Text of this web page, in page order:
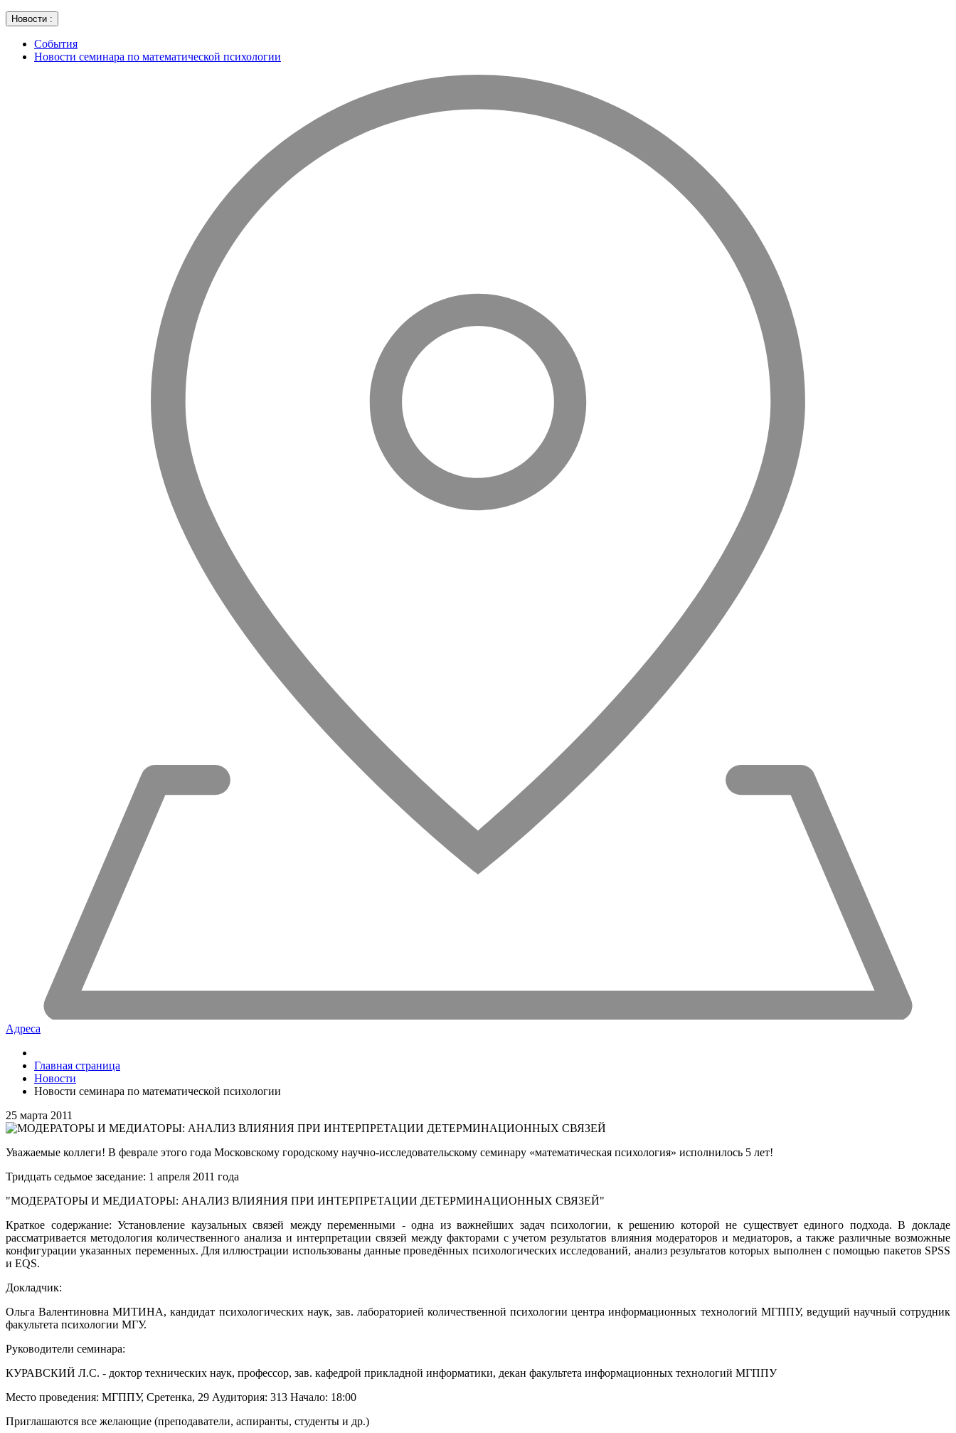
Новости :
События
Новости семинара по математической психологии
Адреса
Главная страница
Новости
Новости семинара по математической психологии
25 марта 2011
Уважаемые коллеги! В феврале этого года Московскому городскому научно-исследовательскому семинару «математическая психология» исполнилось 5 лет!
Тридцать седьмое заседание: 1 апреля 2011 года
"МОДЕРАТОРЫ И МЕДИАТОРЫ: АНАЛИЗ ВЛИЯНИЯ ПРИ ИНТЕРПРЕТАЦИИ ДЕТЕРМИНАЦИОННЫХ СВЯЗЕЙ"
Краткое содержание: Установление каузальных связей между переменными - одна из важнейших задач психологии, к решению которой не существует единого подхода. В докладе
рассматривается методология количественного анализа и интерпретации связей между факторами с учетом результатов влияния модераторов и медиаторов, а также различные возможные
конфигурации указанных переменных. Для иллюстрации использованы данные проведённых психологических исследований, анализ результатов которых выполнен с помощью пакетов SPSS
и EQS.
Докладчик:
Ольга Валентиновна МИТИНА, кандидат психологических наук, зав. лабораторией количественной психологии центра информационных технологий МГППУ, ведущий научный сотрудник
факультета психологии МГУ.
Руководители семинара:
КУРАВСКИЙ Л.С. - доктор технических наук, профессор, зав. кафедрой прикладной информатики, декан факультета информационных технологий МГППУ
Место проведения: МГППУ, Сретенка, 29 Аудитория: 313 Начало: 18:00
Приглашаются все желающие (преподаватели, аспиранты, студенты и др.)